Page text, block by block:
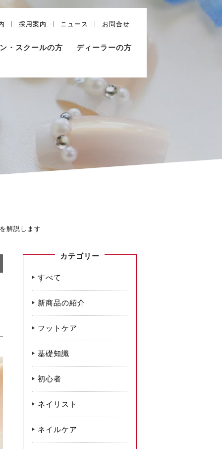
採用案内 ニュース お問合せ
・スクールの方 ディーラーの方
解説します
カテゴリー
すべて
新商品の紹介
フットケア
基礎知識
初心者
ネイリスト
ネイルケア